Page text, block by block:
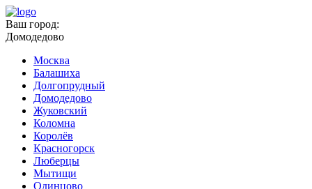
Ваш город:
Домодедово
Москва
Балашиха
Долгопрудный
Домодедово
Жуковский
Коломна
Королёв
Красногорск
Люберцы
Мытищи
Одинцово